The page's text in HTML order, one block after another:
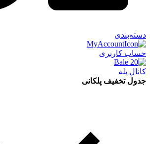
دسته‌بندی
حساب کاربری
کانال بله
جدول تخفیف پلکانی